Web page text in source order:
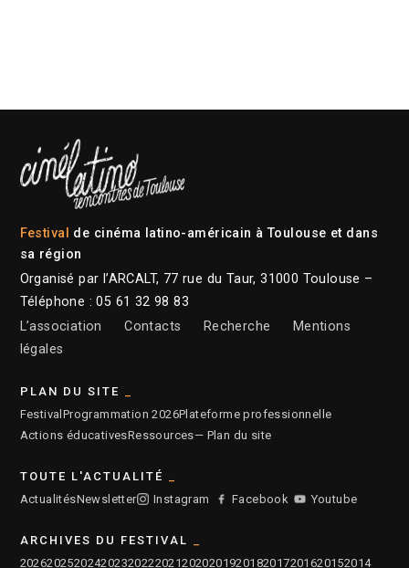
Festival de cinéma latino-américain à Toulouse et dans
sa région
Organisé par l’ARCALT, 77 rue du Taur, 31000 Toulouse –
Téléphone : 05 61 32 98 83
L’association
Contacts Recherche
Mentions
légales
PLAN DU SITE
FestivalProgrammation 2026Plateforme professionnelle
Actions éducativesRessources— Plan du site
TOUTE L'ACTUALITÉ
ActualitésNewsletter Instagram Facebook Youtube
ARCHIVES DU FESTIVAL
2026202520242023202220212020201920182017201620152014